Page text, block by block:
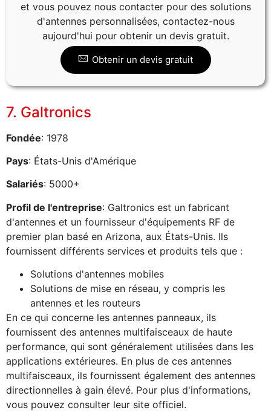
et vous pouvez nous contacter pour des solutions
d'antennes personnalisées, contactez-nous
aujourd'hui pour obtenir un devis gratuit.
Obtenir un devis gratuit
7. Galtronics
Fondée: 1978
Pays: États-Unis d'Amérique
Salariés: 5000+
Profil de l'entreprise: Galtronics est un fabricant
d'antennes et un fournisseur d'équipements RF de
premier plan basé en Arizona, aux États-Unis. Ils
fournissent différents services et produits tels que :
Solutions d'antennes mobiles
Solutions de mise en réseau, y compris les
antennes et les routeurs
En ce qui concerne les antennes panneaux, ils
fournissent des antennes multifaisceaux de haute
performance, qui sont généralement utilisées dans les
applications extérieures. En plus de ces antennes
multifaisceaux, ils fournissent également des antennes
directionnelles à gain élevé. Pour plus d'informations,
vous pouvez consulter leur site officiel.